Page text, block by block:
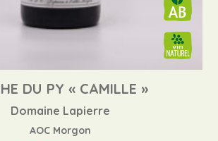
DU PY « CAMILLE »
Domaine Lapierre
AOC Morgon